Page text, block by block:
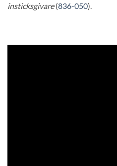
insticksgivare(836-050).